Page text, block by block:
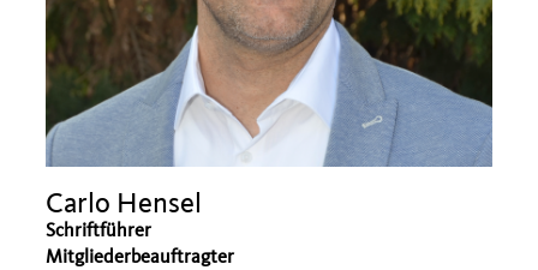
Carlo Hensel
Schriftführer
Mitgliederbeauftragter